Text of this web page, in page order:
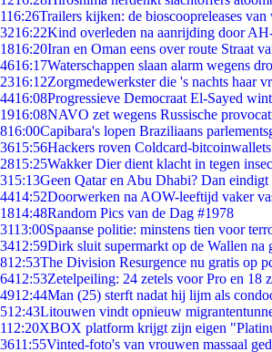
116:26Trailers kijken: de bioscoopreleases van
3216:22Kind overleden na aanrijding door
1816:20Iran en Oman eens over route Straat
4616:17Waterschappen slaan alarm wegens
2316:12Zorgmedewerkster die 's nachts haar
4416:08Progressieve Democraat El-Sayed
1916:08NAVO zet wegens Russische
816:00Capibara's lopen Braziliaans
3615:56Hackers roven Coldcard-
2815:25Wakker Dier dient klacht in tegen
315:13Geen Qatar en Abu Dhabi? Dan
4414:52Doorwerken na AOW-leeftijd vaker
1814:48Random Pics van de Dag #1978
3113:00Spaanse politie: minstens tien voor
3412:59Dirk sluit supermarkt op de Wallen na
812:53The Division Resurgence nu gratis op
6412:53Zetelpeiling: 24 zetels voor Pro en
4912:44Man (25) sterft nadat hij lijm als
512:43Litouwen vindt opnieuw
112:20XBOX platform krijgt zijn eigen
3611:55Vinted-foto's van vrouwen massaal